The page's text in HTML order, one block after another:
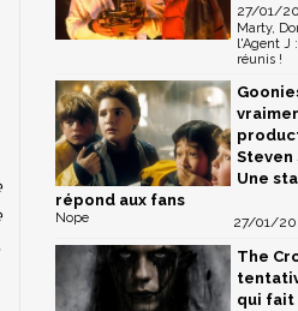
27/01/
Marty,
l'Agent J
réunis !
Steven
Une
répond aux fans
27/01/
Nope
The
qui fait